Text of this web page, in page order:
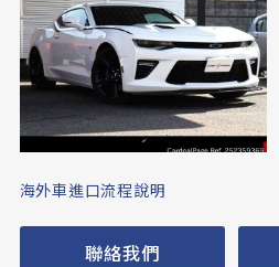
海外車進口流程說明
聯絡我們